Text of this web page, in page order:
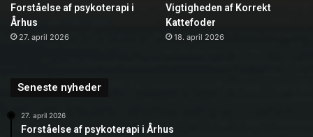
design og materialevalg, samt øget produktionshastighed,
er CNC drejning en afgørende metode i moderne
avanceret bearbejdning.
Forståelse af psykoterapi i
Århus
27. april 2026
Vigtigheden af Korrekt
Kattefoder
18. april 2026
Seneste nyheder
27. april 2026
Forståelse af psykoterapi i Århus